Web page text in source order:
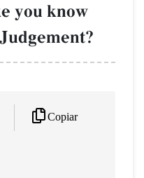
you know
Copiar